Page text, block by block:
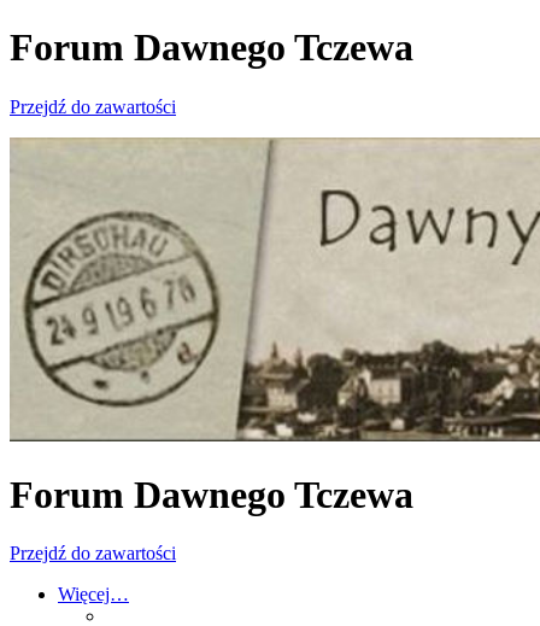
Forum Dawnego Tczewa
Przejdź do zawartości
Forum Dawnego Tczewa
Przejdź do zawartości
Więcej…